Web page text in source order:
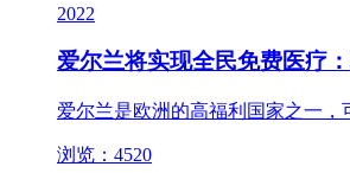
2022
爱尔兰将实现全民免费医疗
爱尔兰是欧洲的高福利国家之一
浏览：4520